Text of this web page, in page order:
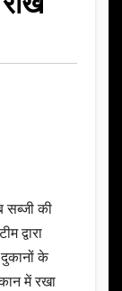
की
द्वारा
के
में रखा